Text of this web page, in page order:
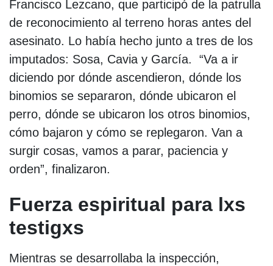
Francisco Lezcano, que participó de la patrulla
de reconocimiento al terreno horas antes del
asesinato. Lo había hecho junto a tres de los
imputados: Sosa, Cavia y García. “Va a ir
diciendo por dónde ascendieron, dónde los
binomios se separaron, dónde ubicaron el
perro, dónde se ubicaron los otros binomios,
cómo bajaron y cómo se replegaron. Van a
surgir cosas, vamos a parar, paciencia y
orden”, finalizaron.
Fuerza espiritual para lxs
testigxs
Mientras se desarrollaba la inspección,